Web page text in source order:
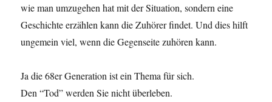
wie man umzugehen hat mit der Situation, sondern eine
Geschichte erzählen kann die Zuhörer findet. Und dies hilft
ungemein viel, wenn die Gegenseite zuhören kann.
Ja die 68er Generation ist ein Thema für sich.
Den “Tod” werden Sie nicht überleben.